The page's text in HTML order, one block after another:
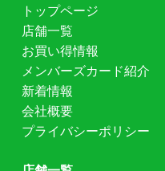
トップページ
店舗一覧
お買い得情報
メンバーズカード紹介
新着情報
会社概要
プライバシーポリシー